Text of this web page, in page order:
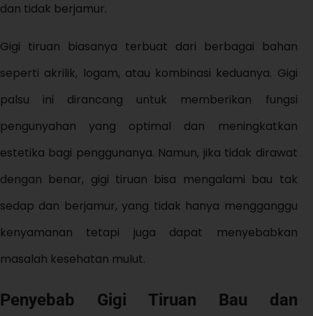
dan tidak berjamur.
Gigi tiruan biasanya terbuat dari berbagai bahan
seperti akrilik, logam, atau kombinasi keduanya. Gigi
palsu ini dirancang untuk memberikan fungsi
pengunyahan yang optimal dan meningkatkan
estetika bagi penggunanya. Namun, jika tidak dirawat
dengan benar, gigi tiruan bisa mengalami bau tak
sedap dan berjamur, yang tidak hanya mengganggu
kenyamanan tetapi juga dapat menyebabkan
masalah kesehatan mulut.
Penyebab Gigi Tiruan Bau dan